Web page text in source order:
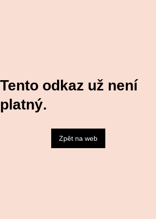
Tento odkaz už není
platný.
Zpět na web